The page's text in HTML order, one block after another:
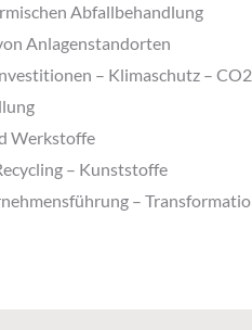
Abfallbehandlung
Anlagenstandorten
– Klimaschutz –
Werkstoffe
– Kunststoffe
–